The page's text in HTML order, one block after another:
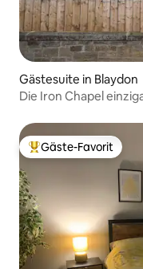
Gästesuite in Blaydon
Die Iron Chapel
Beliebter Gäste-
Gäste-Favorit